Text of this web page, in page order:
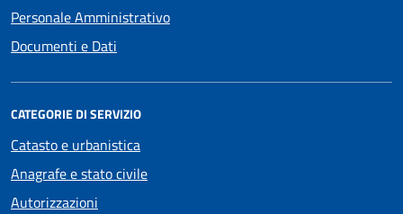
Personale Amministrativo
Documenti e Dati
CATEGORIE DI SERVIZIO
Catasto e urbanistica
Anagrafe e stato civile
Autorizzazioni